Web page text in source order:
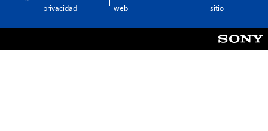
privacidad
web
sitio